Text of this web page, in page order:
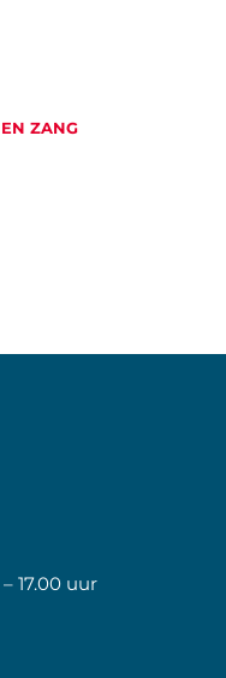
ZANG
17.00 uur